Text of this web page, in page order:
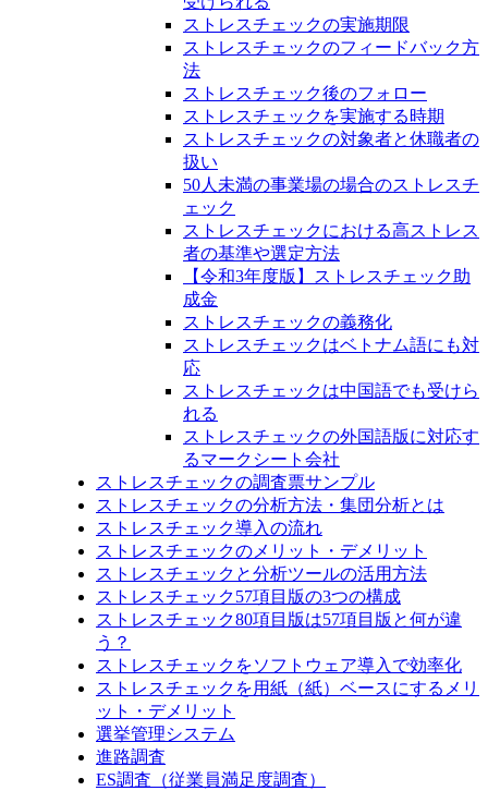
ストレスチェックの実施期限
ストレスチェックのフィードバック方
法
ストレスチェック後のフォロー
ストレスチェックを実施する時期
ストレスチェックの対象者と休職者の
扱い
50人未満の事業場の場合のストレスチ
ェック
ストレスチェックにおける高ストレス
者の基準や選定方法
【令和3年度版】ストレスチェック助
成金
ストレスチェックの義務化
ストレスチェックはベトナム語にも対
応
ストレスチェックは中国語でも受けら
れる
ストレスチェックの外国語版に対応す
るマークシート会社
ストレスチェックの調査票サンプル
ストレスチェックの分析方法・集団分析とは
ストレスチェック導入の流れ
ストレスチェックのメリット・デメリット
ストレスチェックと分析ツールの活用方法
ストレスチェック57項目版の3つの構成
ストレスチェック80項目版は57項目版と何が違
う？
ストレスチェックをソフトウェア導入で効率化
ストレスチェックを用紙（紙）ベースにするメリ
ット・デメリット
選挙管理システム
進路調査
ES調査（従業員満足度調査）